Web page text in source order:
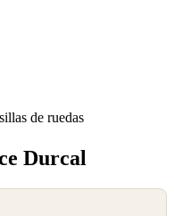
de ruedas
Durcal